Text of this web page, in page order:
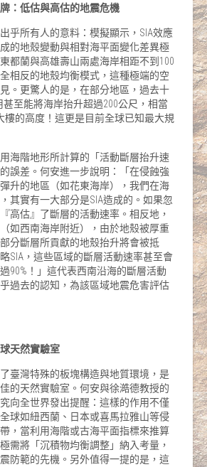
：低估與高估的地震危機
乎所有人的意料：模擬顯示，SIA效應
的地殼變動與相對海平面變化差異極
都蘭與高雄壽山兩處海岸相距不到100
相反的地殼均衡模式，這種極端的空
。更驚人的是，在部分地區，過去十
甚至能將海岸抬升超過200公尺，相當
樓的高度！這更是目前全球已知最大規
海階地形所計算的「活動斷層抬升速
誤差。何安進一步說明：「在侵蝕強
升的地區（如花東海岸），我們在海
其實有一大部分是SIA造成的。如果忽
高估』了斷層的活動速率。相反地，
如西南海岸附近），由於地殼被厚重
分斷層所貢獻的地殼抬升將會被抵
SIA，這些區域的斷層活動速率甚至會
90%！」這代表西南沿海的斷層活動
過去的認知，為該區域地震危害評估
天然實驗室
臺灣特殊的板塊構造與地質環境，是
的天然實驗室。何安與徐澔德教授的
向全世界發出提醒：這樣的作用不僅
球如紐西蘭、日本或喜馬拉雅山等侵
，當利用海階或古海平面指標來推算
需將「沉積物均衡調整」納入考量，
防範的先機。另外值得一提的是，這